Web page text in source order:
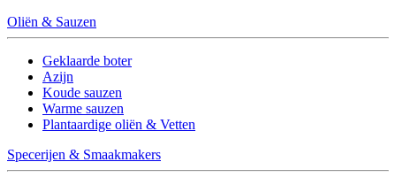
Oliën & Sauzen
Geklaarde boter
Azijn
Koude sauzen
Warme sauzen
Plantaardige oliën & Vetten
Specerijen & Smaakmakers